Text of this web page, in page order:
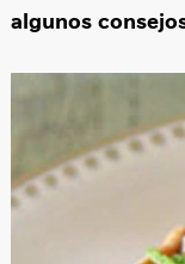
algunos